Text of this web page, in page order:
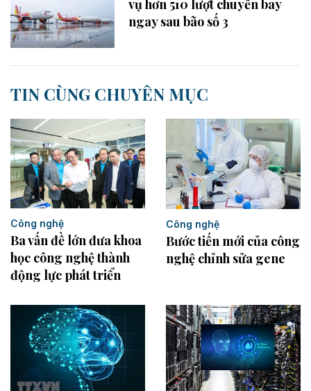
vụ hơn 510 lượt chuyến bay
ngay sau bão số 3
TIN CÙNG CHUYÊN MỤC
Công nghệ
Ba vấn đề lớn đưa khoa
học công nghệ thành
động lực phát triển
Công nghệ
Bước tiến mới của công
nghệ chỉnh sửa gene